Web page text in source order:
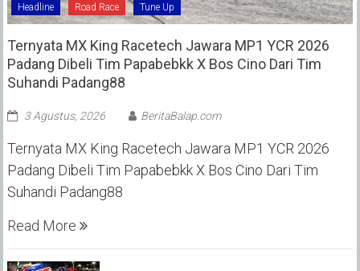
Headline Road Race Tune Up
Ternyata MX King Racetech Jawara MP1 YCR 2026
Padang Dibeli Tim Papabebkk X Bos Cino Dari Tim
Suhandi Padang88
3 Agustus, 2026 BeritaBalap.com
Ternyata MX King Racetech Jawara MP1 YCR 2026
Padang Dibeli Tim Papabebkk X Bos Cino Dari Tim
Suhandi Padang88
Read More